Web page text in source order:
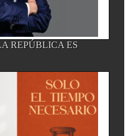
REPÚBLICA ES